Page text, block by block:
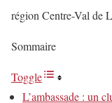
région Centre-Val de
Sommaire
Toggle
L’ambassade : un